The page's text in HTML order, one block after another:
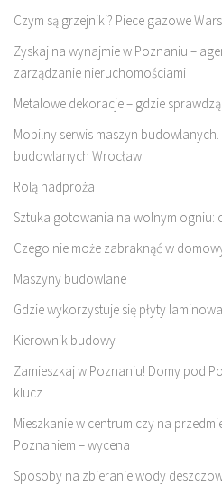
Czym są grzejniki? Piece gazowe
Zyskaj na wynajmie w Poznaniu –
zarządzanie nieruchomościami
Metalowe dekoracje – gdzie
Mobilny serwis maszyn
budowlanych Wrocław
Rolą nadproża
Sztuka gotowania na wolnym ogniu:
Czego nie może zabraknąć w
Maszyny budowlane
Gdzie wykorzystuje się płyty
Kierownik budowy
Zamieszkaj w Poznaniu! Domy pod
klucz
Mieszkanie w centrum czy na
Poznaniem – wycena
Sposoby na zbieranie wody